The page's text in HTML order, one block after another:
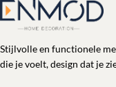
Stijlvolle en functionele
die je voelt, design dat je